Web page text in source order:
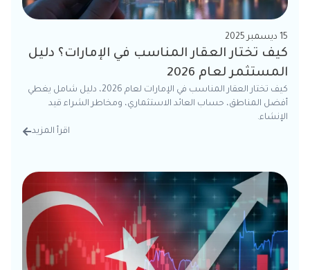
15 ديسمبر 2025
كيف تختار العقار المناسب في الإمارات؟ دليل
المستثمر لعام 2026
كيف تختار العقار المناسب في الإمارات لعام 2026، دليل شامل يغطي
أفضل المناطق، حساب العائد الاستثماري، ومخاطر الشراء قيد
الإنشاء.
اقرأ المزيد